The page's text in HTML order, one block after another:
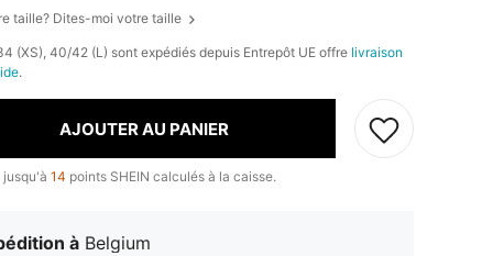
taille? Dites-moi votre taille
(XS), 40/42 (L) sont expédiés depuis Entrepôt UE offre livraison
.
AJOUTER AU PANIER
jusqu'à 14 points SHEIN calculés à la caisse.
à Belgium